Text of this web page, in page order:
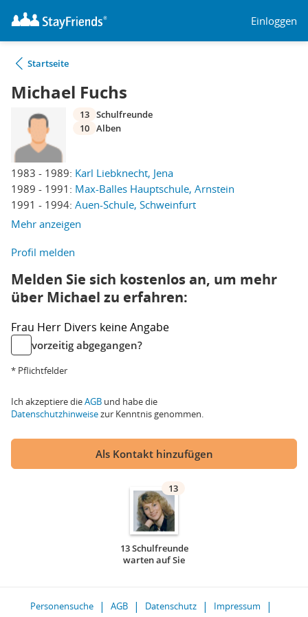
Einloggen
Startseite
Michael Fuchs
1983 - 1989: Karl Liebknecht, Jena
1989 - 1991: Max-Balles Hauptschule, Arnstein
1991 - 1994: Auen-Schule, Schweinfurt
Mehr anzeigen
13 Schulfreunde
10 Alben
Profil melden
Melden Sie sich kostenlos an, um mehr
über Michael zu erfahren:
Frau Herr Divers keine Angabe
vorzeitig abgegangen?
* Pflichtfelder
Ich akzeptiere dieAGB und habe die
Datenschutzhinweisezur Kenntnis genommen.
Als Kontakt hinzufügen
13
13 Schulfreunde
warten auf Sie
Personensuche AGB Datenschutz
Impressum